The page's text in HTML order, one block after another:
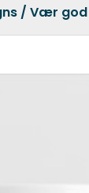
/ Vær god